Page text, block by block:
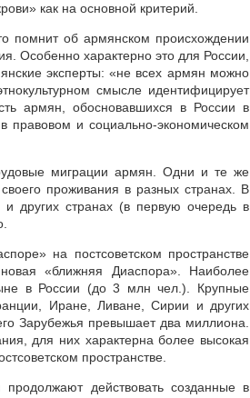
как на основной критерий.
помнит об армянском происхождении
Особенно характерно это для России,
эксперты: «не всех армян можно
смысле идентифицирует
армян, обосновавшихся в России в
правовом и социально-экономическом
миграции армян. Одни и те же
проживания в разных странах. В
и других странах (в первую очередь в
на постсоветском пространстве
«ближняя Диаспора». Наиболее
в России (до 3 млн чел.). Крупные
Иране, Ливане, Сирии и других
Зарубежья превышает два миллиона.
для них характерна более высокая
пространстве.
действовать созданные в